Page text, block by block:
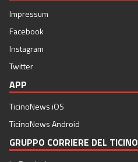
Impressum
Facebook
Instagram
Twitter
APP
TicinoNews iOS
TicinoNews Android
GRUPPO CORRIERE DEL TICINO